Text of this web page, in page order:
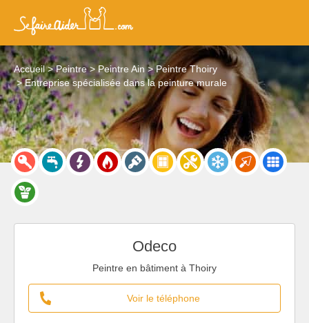
Accueil Peintre Peintre Ain
Peintre Thoiry
Entreprise spécialisée dans la peinture murale
Odeco
Peintre en bâtiment à Thoiry
Voir le téléphone